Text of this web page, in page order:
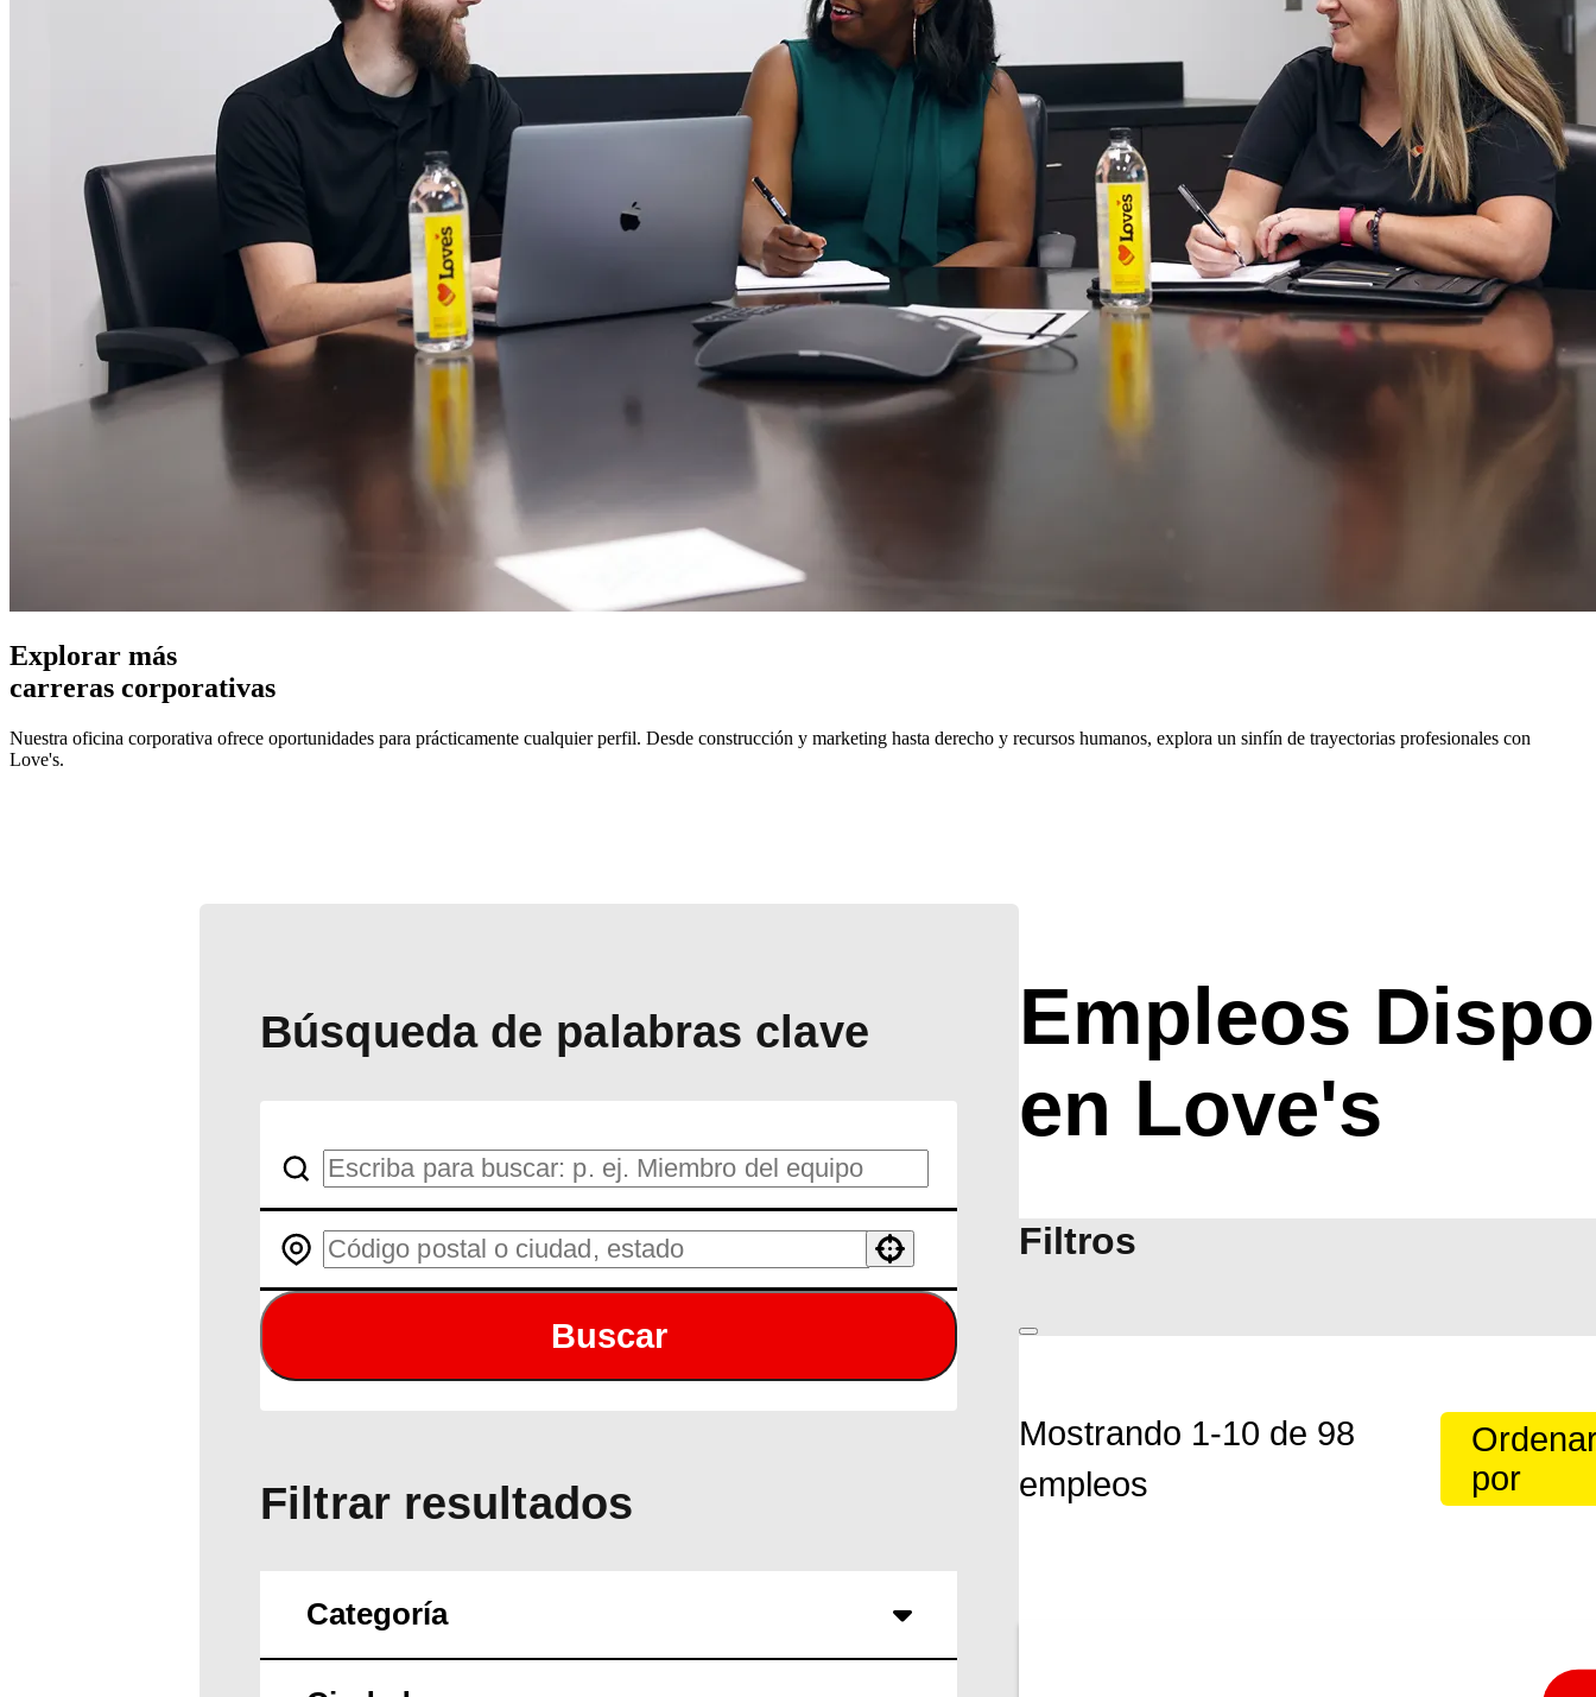
Explorar más
carreras corporativas
Nuestra oficina corporativa ofrece oportunidades para prácticamente cualquier perfil. Desde construcción y marketing hasta derecho y recursos humanos, explora un sinfín de trayectorias profesionales con
Love's.
Búsqueda de palabras clave
Use your location
Buscar
Filtrar resultados
Categoría
Empleos
en Love's
Filtros
Mostrando 1-10 de 98
empleos
por